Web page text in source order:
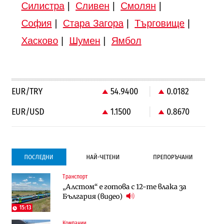
Силистра| Сливен Смолян
София
Стара Загора| Търговище|
Хасково| Шумен Ямбол
EUR/TRY 54.9400
0.0182
EUR/USD
1.1500 0.8670
ПОСЛЕДНИ НАЙ-ЧЕТЕНИ ПРЕПОРЪЧАНИ
15:13
Транспорт
„Алстом“ е готова с 12-те влака за
България (видео)
Градоустройство
Столична община избра изпълнител за
преместването на трамвайното
Компании
Vivacom предлага над 150 устройства с
90% отстъпка през август